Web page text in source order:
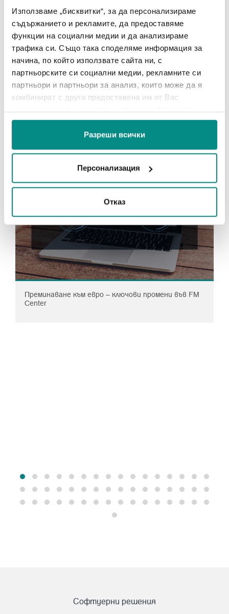
Използваме „бисквитки“, за да персонализираме
съдържанието и рекламите, да предоставяме
функции на социални медии и да анализираме
трафика си. Също така споделяме информация за
начина, по който използвате сайта ни, с
партньорските си социални медии, рекламните си
партньори и партньори за анализ, които може да я
комбинират с друга предоставена им от Вас
ползването от Ваша страна на услугите им.
Разреши всички
Персонализация
Отказ
Заявете персонализирана демонстрация
Споделете публикацията:
Свързани статии
Преминаване към евро – ключови промени във FM
Center
Софтуерни решения